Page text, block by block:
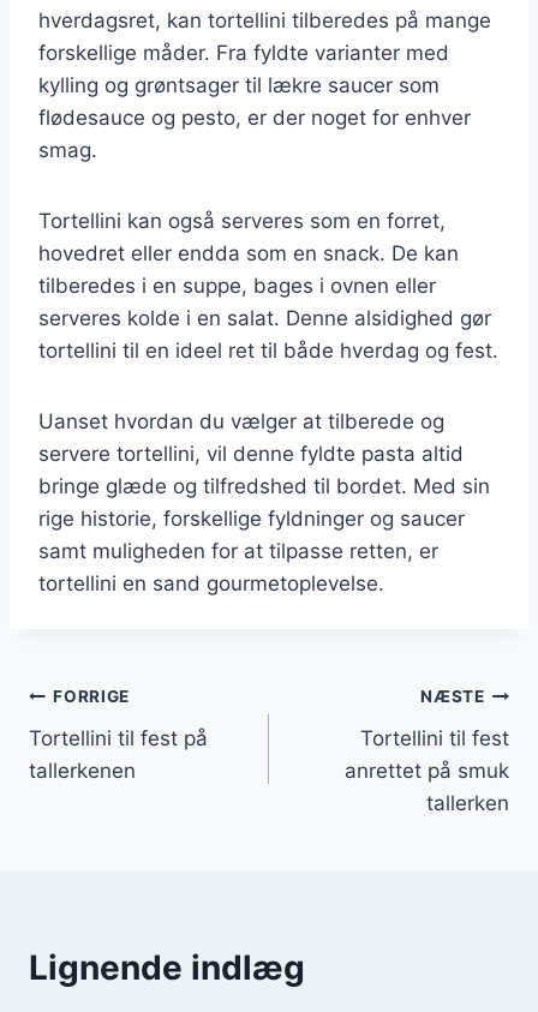
hverdagsret, kan tortellini tilberedes på mange
forskellige måder. Fra fyldte varianter med
kylling og grøntsager til lækre saucer som
flødesauce og pesto, er der noget for enhver
smag.
Tortellini kan også serveres som en forret,
hovedret eller endda som en snack. De kan
tilberedes i en suppe, bages i ovnen eller
serveres kolde i en salat. Denne alsidighed gør
tortellini til en ideel ret til både hverdag og fest.
Uanset hvordan du vælger at tilberede og
servere tortellini, vil denne fyldte pasta altid
bringe glæde og tilfredshed til bordet. Med sin
rige historie, forskellige fyldninger og saucer
samt muligheden for at tilpasse retten, er
tortellini en sand gourmetoplevelse.
Indlægsnavigation
FORRIGE
Tortellini til fest på
tallerkenen
NÆSTE
Tortellini til fest
anrettet på smuk
tallerken
Lignende indlæg